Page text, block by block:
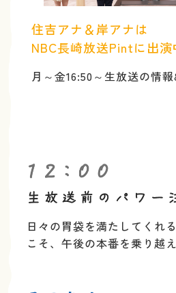
住吉アナ＆岸アナは
NBC長崎放送Pintに出演
月～金16:50～生放送の情報
日々の胃袋を満たしてくれ
こそ、 午後の本番を乗り越